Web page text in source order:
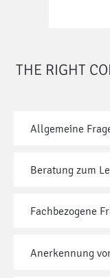
THE RIGHT
Allgemeine
Beratung zum
Fachbezogene
Anerkennung